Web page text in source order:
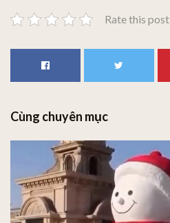
Rate this post
Cùng chuyên mục